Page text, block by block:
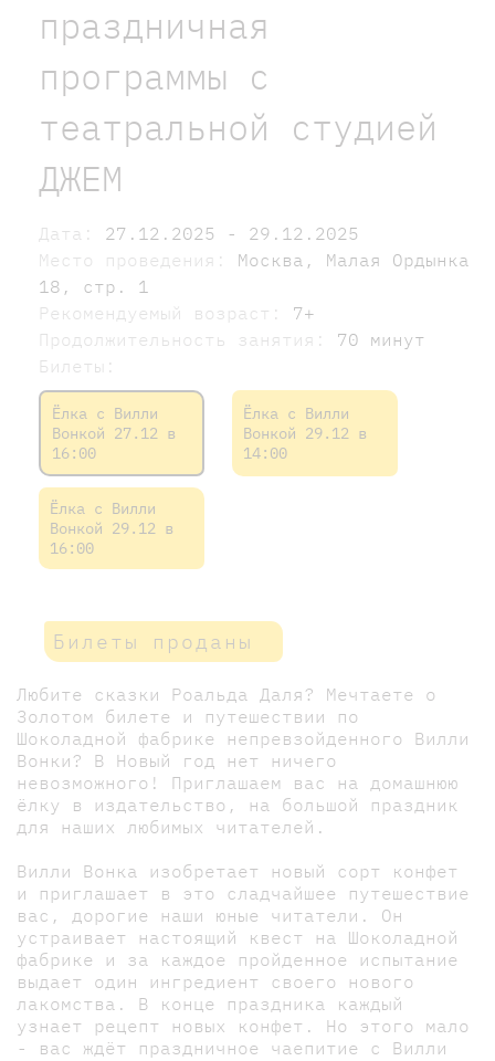
праздничная
программы с
театральной студией
ДЖЕМ
Дата: 27.12.2025 - 29.12.2025
Место проведения: Москва, Малая Ордынка
18, стр. 1
Рекомендуемый возраст: 7+
Продолжительность занятия: 70 минут
Билеты:
Ёлка с Вилли
Вонкой 27.12 в
16:00
Ёлка с Вилли
Вонкой 29.12 в
14:00
Ёлка с Вилли
Вонкой 29.12 в
16:00
Билеты проданы
Любите сказки Роальда Даля? Мечтаете о
Золотом билете и путешествии по
Шоколадной фабрике непревзойденного Вилли
Вонки? В Новый год нет ничего
невозможного! Приглашаем вас на домашнюю
ёлку в издательство, на большой праздник
для наших любимых читателей.
Вилли Вонка изобретает новый сорт конфет
и приглашает в это сладчайшее путешествие
вас, дорогие наши юные читатели. Он
устраивает настоящий квест на Шоколадной
фабрике и за каждое пройденное испытание
выдает один ингредиент своего нового
лакомства. В конце праздника каждый
узнает рецепт новых конфет. Но этого мало
- вас ждёт праздничное чаепитие с Вилли